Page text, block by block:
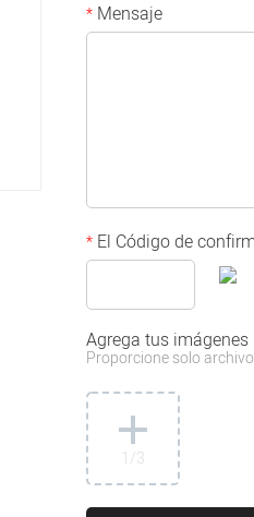
* Mensaje
* El Código de
Agrega tus imágenes
Proporcione solo
1/3